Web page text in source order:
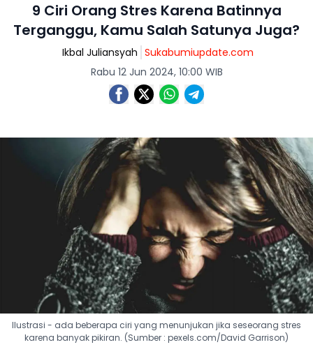
9 Ciri Orang Stres Karena Batinnya
Terganggu, Kamu Salah Satunya Juga?
Ikbal Juliansyah Sukabumiupdate.com
Rabu 12 Jun 2024, 10:00 WIB
Ilustrasi - ada beberapa ciri yang menunjukan jika seseorang stres
karena banyak pikiran. (Sumber : pexels.com/David Garrison)